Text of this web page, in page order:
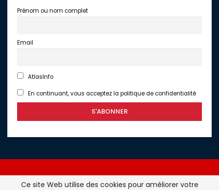
Prénom ou nom complet
Email
AtlasInfo
En continuant, vous acceptez la politique de confidentialité
Ce site Web utilise des cookies pour améliorer votre